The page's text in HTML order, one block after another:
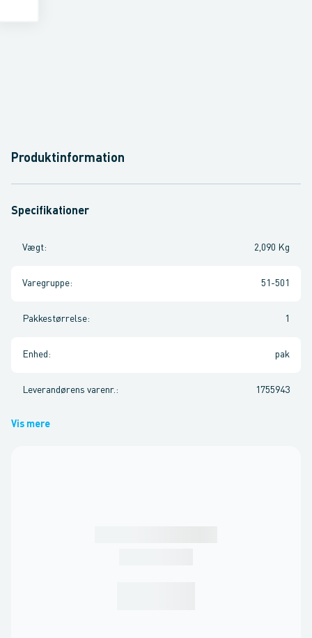
Produktinformation
Specifikationer
Vægt: 2,090 Kg
Varegruppe: 51-501
Pakkestørrelse: 1
Enhed : pak
Leverandørens varenr. : 1755943
Vis mere